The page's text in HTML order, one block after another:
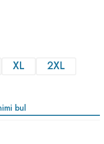
XL
2XL
bul